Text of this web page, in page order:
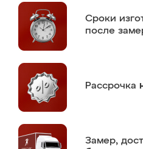
Сроки
после
Рассрочка
Замер,